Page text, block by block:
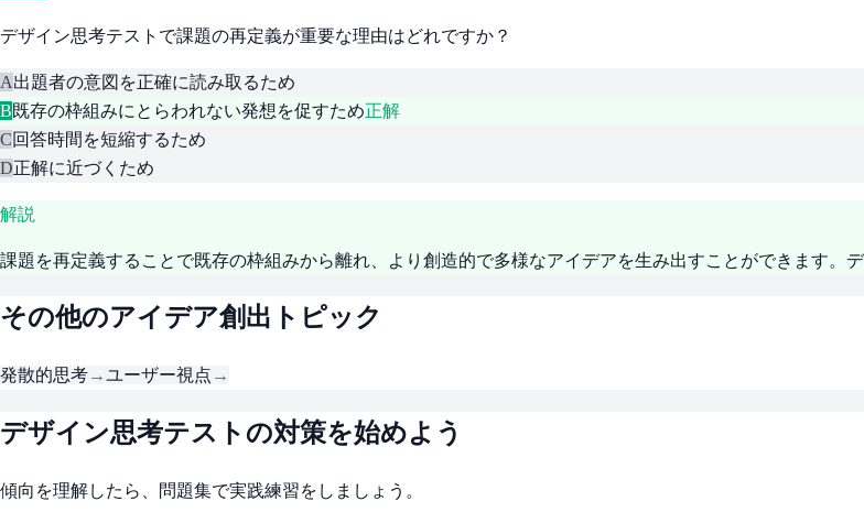
デザイン思考テストで課題の再定義が重要な理由はどれですか？
A出題者の意図を正確に読み取るため
B既存の枠組みにとらわれない発想を促すため正解
C回答時間を短縮するため
D正解に近づくため
解説
課題を再定義することで既存の枠組みから離れ、より創造的で多様なアイデアを生み出すことができます。
その他のアイデア創出トピック
発散的思考→ユーザー視点 →
デザイン思考テストの対策を始めよう
傾向を理解したら、問題集で実践練習をしましょう。